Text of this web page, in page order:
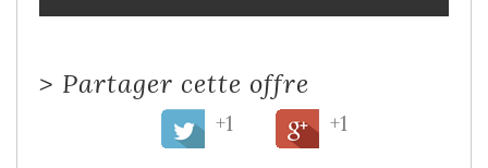
> Partager cette offre
+1 +1